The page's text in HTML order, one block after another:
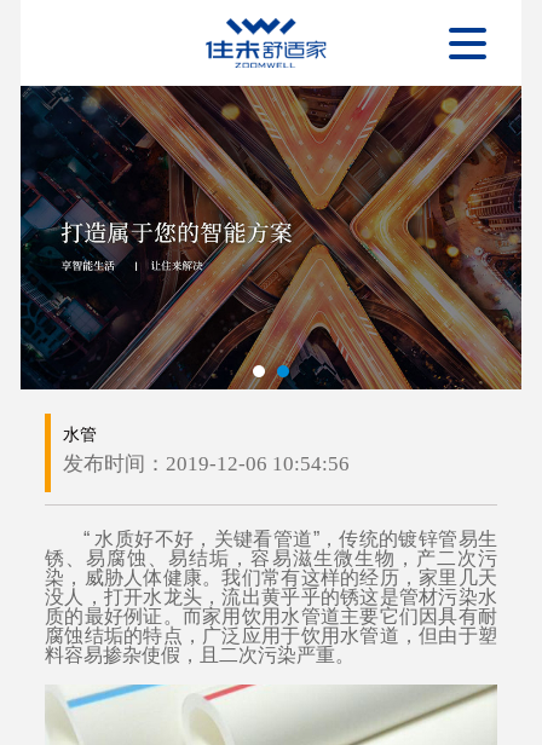
水管
发布时间：2019-12-06 10:54:56
“ 水质好不好，关键看管道”，传统的镀锌管易生
锈、易腐蚀、易结垢，容易滋生微生物，产二次污
染，威胁人体健康。我们常有这样的经历，家里几天
没人，打开水龙头，流出黄乎乎的锈这是管材污染水
质的最好例证。而家用饮用水管道主要它们因具有耐
腐蚀结垢的特点，广泛应用于饮用水管道，但由于塑
料容易掺杂使假，且二次污染严重。